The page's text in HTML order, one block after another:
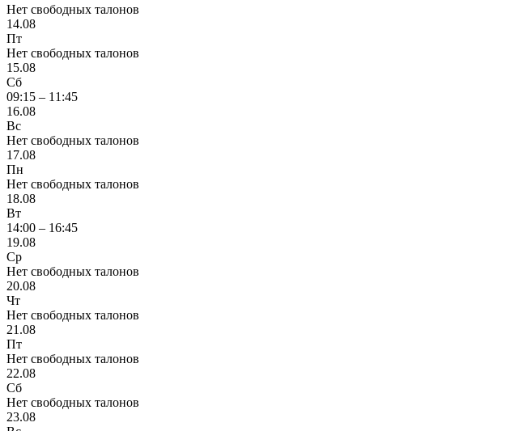
Нет свободных талонов
14.08
Пт
Нет свободных талонов
15.08
Сб
09:15 – 11:45
16.08
Вс
Нет свободных талонов
17.08
Пн
Нет свободных талонов
18.08
Вт
14:00 – 16:45
19.08
Ср
Нет свободных талонов
20.08
Чт
Нет свободных талонов
21.08
Пт
Нет свободных талонов
22.08
Сб
Нет свободных талонов
23.08